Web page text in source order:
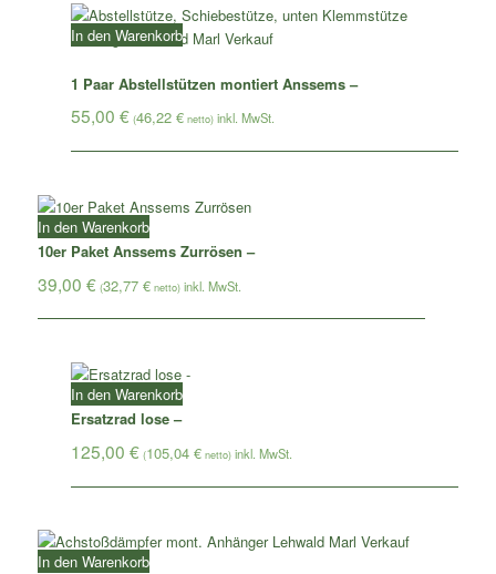
1 Paar Abstellstützen montiert Anssems –
55,00 € (46,22 €netto)
In den Warenkorb
10er Paket Anssems Zurrösen –
39,00€ (32,77€ netto)
In den Warenkorb
Ersatzrad lose –
125,00 € (105,04 €netto)
In den Warenkorb
In den Warenkorb